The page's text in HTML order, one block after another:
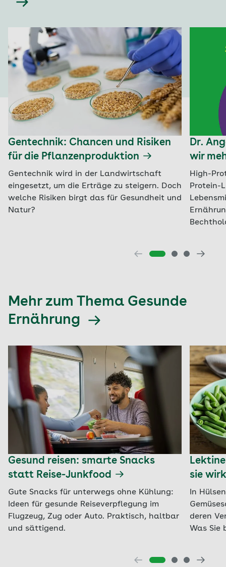
Gentechnik: Chancen und Risiken
für die Pflanzenproduktion
Gentechnik wird in der Landwirtschaft
eingesetzt, um die Erträge zu steigern. Doch
welche Risiken birgt das für Gesundheit und
Natur?
Dr.
wir
High-
Protein-
Mehr zum Thema Gesunde
Ernährung
Gesund reisen: smarte Snacks
statt Reise-Junkfood
Gute Snacks für unterwegs ohne Kühlung:
Ideen für gesunde Reiseverpflegung im
Flugzeug, Zug oder Auto. Praktisch, haltbar
und sättigend.
sie
In
deren
Was Sie